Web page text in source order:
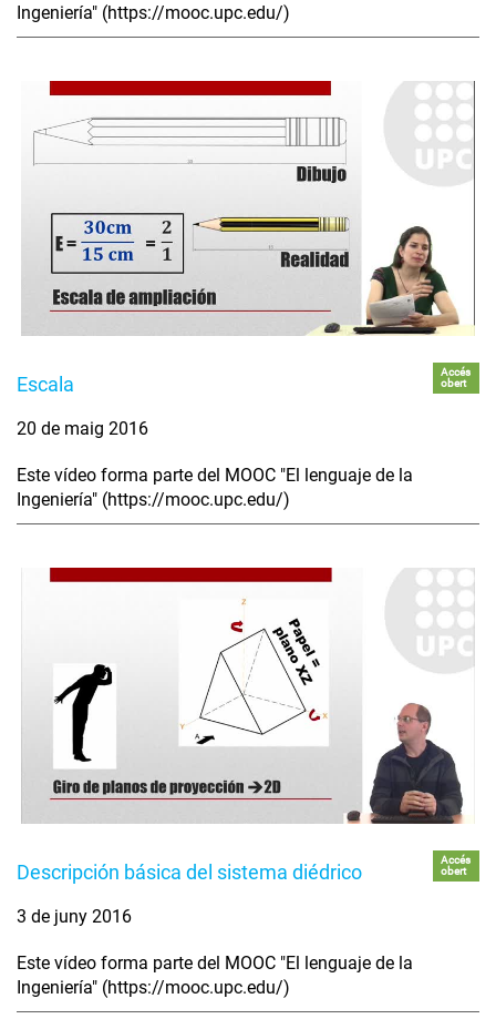
Ingeniería" (https://mooc.upc.edu/)
Escala
Accés
obert
20 de maig 2016
Este vídeo forma parte del MOOC "El lenguaje de la
Ingeniería" (https://mooc.upc.edu/)
Descripción básica del sistema diédrico
Accés
obert
3 de juny 2016
Este vídeo forma parte del MOOC "El lenguaje de la
Ingeniería" (https://mooc.upc.edu/)